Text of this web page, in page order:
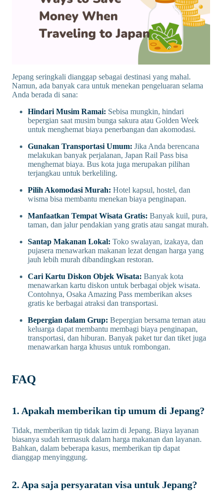
Jepang seringkali dianggap sebagai destinasi yang mahal.
Namun, ada banyak cara untuk menekan pengeluaran selama
Anda berada di sana:
Hindari Musim Ramai: Sebisa mungkin, hindari
bepergian saat musim bunga sakura atau Golden Week
untuk menghemat biaya penerbangan dan akomodasi.
Gunakan Transportasi Umum: Jika Anda berencana
melakukan banyak perjalanan, Japan Rail Pass bisa
menghemat biaya. Bus kota juga merupakan pilihan
terjangkau untuk berkeliling.
Pilih Akomodasi Murah: Hotel kapsul, hostel, dan
wisma bisa membantu menekan biaya penginapan.
Manfaatkan Tempat Wisata Gratis: Banyak kuil, pura,
taman, dan jalur pendakian yang gratis atau sangat murah.
Santap Makanan Lokal: Toko swalayan, izakaya, dan
pujasera menawarkan makanan lezat dengan harga yang
jauh lebih murah dibandingkan restoran.
Cari Kartu Diskon Objek Wisata: Banyak kota
menawarkan kartu diskon untuk berbagai objek wisata.
Contohnya, Osaka Amazing Pass memberikan akses
gratis ke berbagai atraksi dan transportasi.
Bepergian dalam Grup: Bepergian bersama teman atau
keluarga dapat membantu membagi biaya penginapan,
transportasi, dan hiburan. Banyak paket tur dan tiket juga
menawarkan harga khusus untuk rombongan.
FAQ
1. Apakah memberikan tip umum di Jepang?
Tidak, memberikan tip tidak lazim di Jepang. Biaya layanan
biasanya sudah termasuk dalam harga makanan dan layanan.
Bahkan, dalam beberapa kasus, memberikan tip dapat
dianggap menyinggung.
2. Apa saja persyaratan visa untuk Jepang?